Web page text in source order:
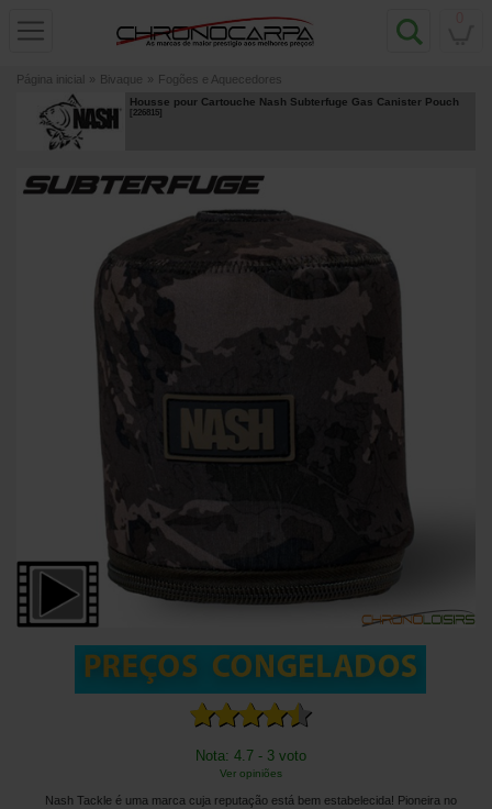
Página inicial » Bivaque » Fogões e Aquecedores
Housse pour Cartouche Nash Subterfuge Gas Canister Pouch
[226815]
Nota: 4.7 - 3 voto
Ver opiniões
Nash Tackle é uma marca cuja reputação está bem estabelecida! Pioneira no